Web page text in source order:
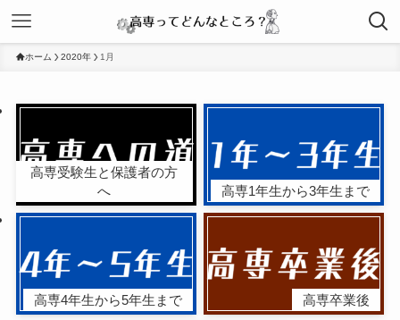
ホーム 2020年 1月
高専受験生と保護者の方
へ
高専1年生から3年生まで
高専4年生から5年生まで 高専卒業後